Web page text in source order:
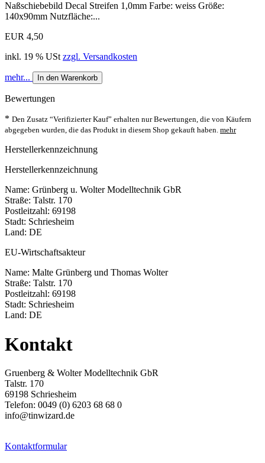
Naßschiebebild Decal Streifen 1,0mm Farbe: weiss Größe:
140x90mm Nutzfläche:...
EUR 4,50
inkl. 19 % USt zzgl. Versandkosten
mehr... In den Warenkorb
Bewertungen
* Den Zusatz “Verifizierter Kauf” erhalten nur Bewertungen, die von Käufern
abgegeben wurden, die das Produkt in diesem Shop gekauft haben. mehr
Herstellerkennzeichnung
Herstellerkennzeichnung
Name: Grünberg u. Wolter Modelltechnik GbR
Straße: Talstr. 170
Postleitzahl: 69198
Stadt: Schriesheim
Land: DE
EU-Wirtschaftsakteur
Name: Malte Grünberg und Thomas Wolter
Straße: Talstr. 170
Postleitzahl: 69198
Stadt: Schriesheim
Land: DE
Kontakt
Gruenberg & Wolter Modelltechnik GbR
Talstr. 170
69198 Schriesheim
Telefon: 0049 (0) 6203 68 68 0
info@tinwizard.de
Kontaktformular